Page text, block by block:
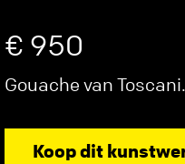
€ 950
Gouache van
Koop dit